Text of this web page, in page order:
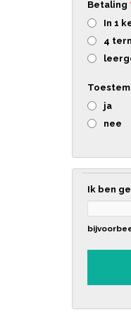
Betaling
In 1
4
ja
nee
Ik ben